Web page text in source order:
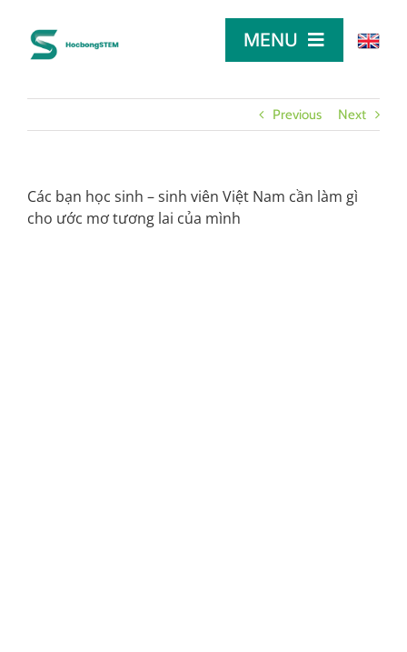
content
MENU
LỜI KHUYÊN
Previous Next
Các bạn học sinh – sinh viên Việt Nam cần làm gì
cho ước mơ tương lai của mình